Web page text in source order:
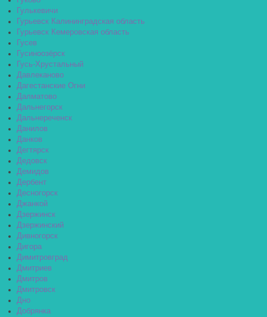
Гулькевичи
Гурьевск Калининградская область
Гурьевск Кемеровская область
Гусев
Гусиноозёрск
Гусь-Хрустальный
Давлеканово
Дагестанские Огни
Далматово
Дальнегорск
Дальнереченск
Данилов
Данков
Дегтярск
Дедовск
Демидов
Дербент
Десногорск
Джанкой
Дзержинск
Дзержинский
Дивногорск
Дигора
Димитровград
Дмитриев
Дмитров
Дмитровск
Дно
Добрянка